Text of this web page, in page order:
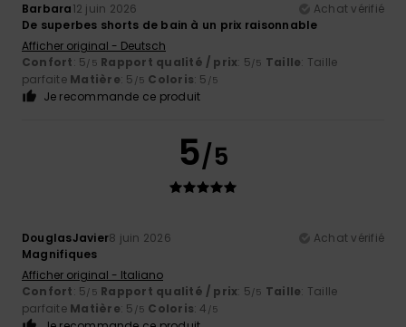
Barbara12 juin 2026
Achat vérifié
De superbes shorts de bain à un prix raisonnable
Afficher original - Deutsch
Confort: 5/5 Rapport qualité / prix: 5/5 Taille: Taille
parfaite Matière: 5 /5 Coloris: 5 /5
Je recommande ce produit
5/5
DouglasJavier8 juin 2026
Achat vérifié
Magnifiques
Afficher original - Italiano
Confort: 5/5 Rapport qualité / prix: 5/5 Taille: Taille
parfaite Matière: 5 /5 Coloris: 4 /5